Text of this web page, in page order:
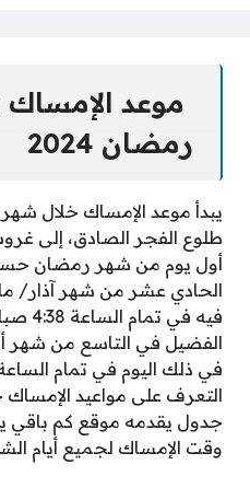
موعد
رمضان 2024
يبدأ موعد الإمساك خلال
طلوع الفجر الصادق، إلى
أول يوم من شهر رمضان
الحادي عشر من شهر آذار/
فيه
الفضيل في التاسع من شهر
التعرف على مواعيد
جدول يقدمه موقع كم باقي
وقت الإمساك لجميع أيام